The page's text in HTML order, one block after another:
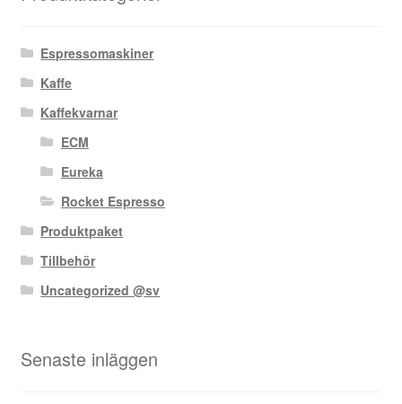
Espressomaskiner
Kaffe
Kaffekvarnar
ECM
Eureka
Rocket Espresso
Produktpaket
Tillbehör
Uncategorized @sv
Senaste inläggen